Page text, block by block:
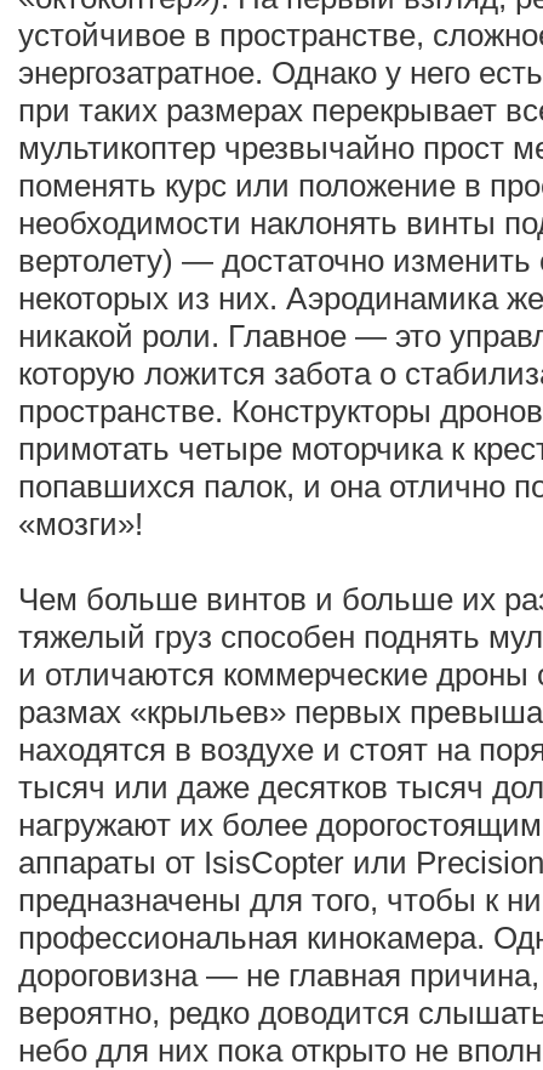
устойчивое в пространстве,
энергозатратное. Однако у него
при таких размерах перекрывает
мультикоптер чрезвычайно прост
поменять курс или положение в
необходимости наклонять винты
вертолету) — достаточно
некоторых из них. Аэродинамика
никакой роли. Главное — это
которую ложится забота о
пространстве. Конструкторы
примотать четыре моторчика к
попавшихся палок, и она отлично
«мозги»!
Чем больше винтов и больше их
тяжелый груз способен поднять
и отличаются коммерческие дроны
размах «крыльев» первых
находятся в воздухе и стоят на
тысяч или даже десятков тысяч
нагружают их более
аппараты от IsisCopter или
предназначены для того, чтобы к
профессиональная кинокамера.
дороговизна — не главная
вероятно, редко доводится
небо для них пока открыто не